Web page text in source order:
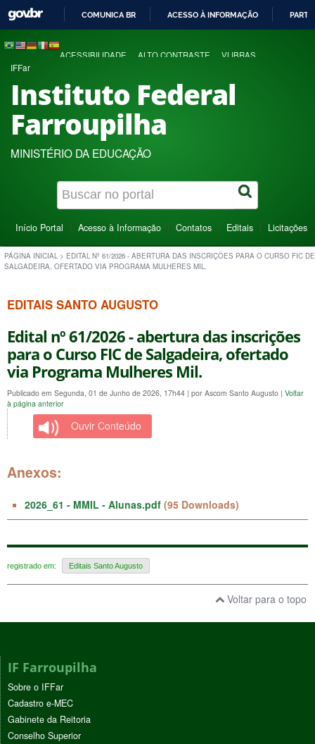
COMUNICA BR ACESSO À INFORMAÇÃO
ACESSIBILIDADE ALTO CONTRASTE VLIBRAS
IFFar
Instituto Federal
Farroupilha
MINISTÉRIO DA EDUCAÇÃO
Início Portal Acesso à Informação Contatos Editais Licitações
PÁGINA INICIAL > EDITAL Nº 61/2026 - ABERTURA DAS INSCRIÇÕES PARA O CURSO FIC DE
SALGADEIRA, OFERTADO VIA PROGRAMA MULHERES MIL.
EDITAIS SANTO AUGUSTO
Edital nº 61/2026 - abertura das inscrições
para o Curso FIC de Salgadeira, ofertado
via Programa Mulheres Mil.
Publicado em Segunda, 01 de Junho de 2026, 17h44 | por Ascom Santo Augusto | Voltar
à página anterior
Ouvir Conteúdo
Anexos:
2026_61 - MMIL - Alunas.pdf (95 Downloads)
registrado em: Editais Santo Augusto
Voltar para o topo
IF Farroupilha
Sobre o IFFar
Cadastro e-MEC
Gabinete da Reitoria
Conselho Superior